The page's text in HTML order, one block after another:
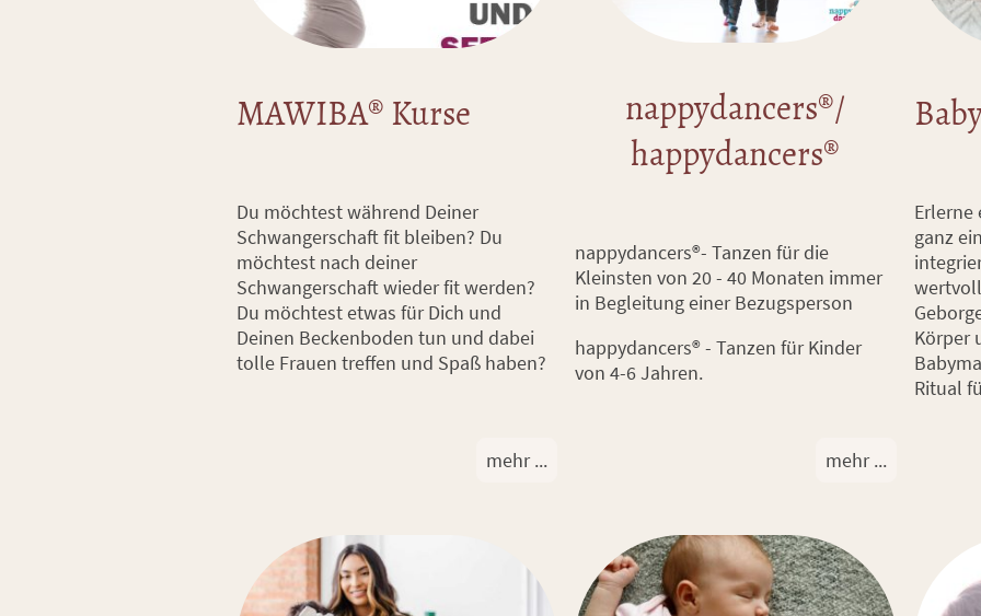
MAWIBA® Kurse
Du möchtest während Deiner
Schwangerschaft fit bleiben? Du
möchtest nach deiner
Schwangerschaft wieder fit werden?
Du möchtest etwas für Dich und
Deinen Beckenboden tun und dabei
tolle Frauen treffen und Spaß haben?
mehr ...
nappydancers®/
happydancers®
nappydancers®- Tanzen für die
Kleinsten von 20 - 40 Monaten immer
in Begleitung einer Bezugsperson
happydancers® - Tanzen für Kinder
von 4-6 Jahren.
mehr ...
Erlerne
ganz
Körper
Ritual